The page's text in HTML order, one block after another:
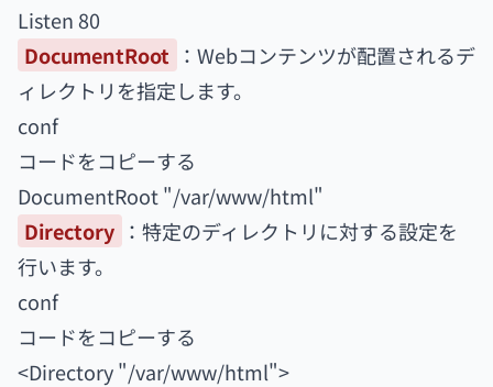
Listen 80
DocumentRoot ：Webコンテンツが配置されるデ
ィレクトリを指定します。
conf
コードをコピーする
DocumentRoot "/var/www/html"
Directory ：特定のディレクトリに対する設定を
行います。
conf
コードをコピーする
<Directory "/var/www/html">